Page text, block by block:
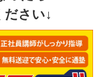
さい↓